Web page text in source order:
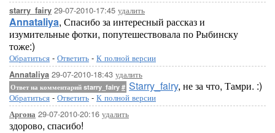
starry_fairy 29-07-2010-17:45 удалить
Annataliya, Спасибо за интересный рассказ и
изумительные фотки, попутешествовала по Рыбинску
тоже:)
Обратиться - Ответить - К полной версии
Annataliya 29-07-2010-18:43 удалить
Ответ на комментарий starry_fairy # Starry_fairy, не за что, Тамри. :)
Обратиться - Ответить - К полной версии
Аргона 29-07-2010-20:16 удалить
здорово, спасибо!